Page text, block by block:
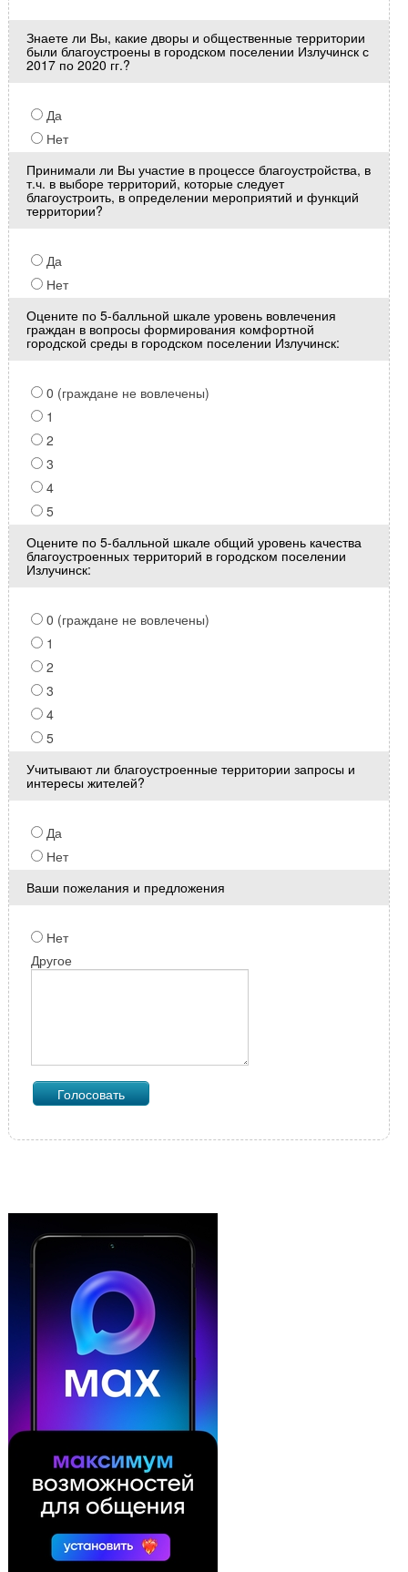
Знаете ли Вы, какие дворы и общественные территории
были благоустроены в городском поселении Излучинск с
2017 по 2020 гг.?
Да
Нет
Принимали ли Вы участие в процессе благоустройства, в
т.ч. в выборе территорий, которые следует
благоустроить, в определении мероприятий и функций
территории?
Да
Нет
Оцените по 5-балльной шкале уровень вовлечения
граждан в вопросы формирования комфортной
городской среды в городском поселении Излучинск:
0 (граждане не вовлечены)
1
2
3
4
5
Оцените по 5-балльной шкале общий уровень качества
благоустроенных территорий в городском поселении
Излучинск:
0 (граждане не вовлечены)
1
2
3
4
5
Учитывают ли благоустроенные территории запросы и
интересы жителей?
Да
Нет
Ваши пожелания и предложения
Нет
Другое